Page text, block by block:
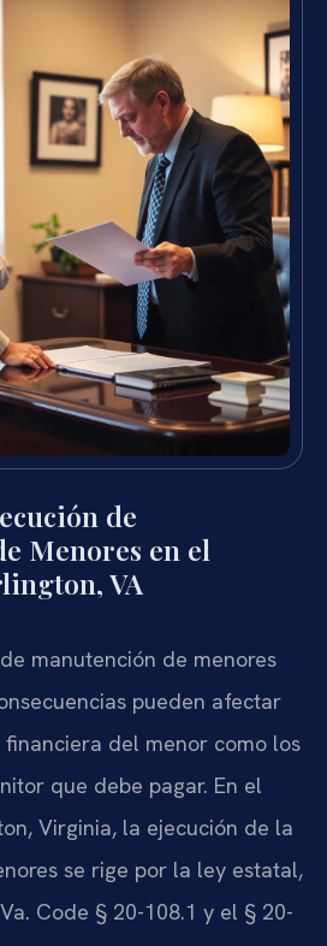
de
Menores en el
VA
manutención de menores
pueden afectar
del menor como los
que debe pagar. En el
Virginia, la ejecución de la
se rige por la ley estatal,
Code § 20-108.1 y el § 20-